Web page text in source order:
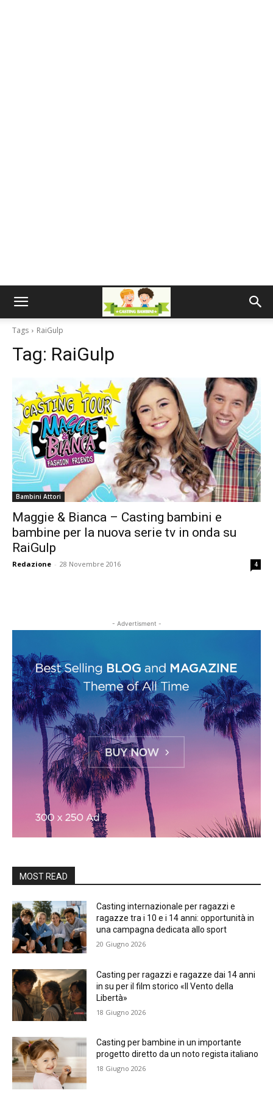
Tags RaiGulp
Tag: RaiGulp
Bambini Attori
Maggie & Bianca – Casting bambini e
bambine per la nuova serie tv in onda su
RaiGulp
Redazione - 28 Novembre 2016 4
- Advertisment -
MOST READ
Casting internazionale per ragazzi e
ragazze tra i 10 e i 14 anni: opportunità in
una campagna dedicata allo sport
20 Giugno 2026
Casting per ragazzi e ragazze dai 14 anni
in su per il film storico «Il Vento della
Libertà»
18 Giugno 2026
Casting per bambine in un importante
progetto diretto da un noto regista italiano
18 Giugno 2026